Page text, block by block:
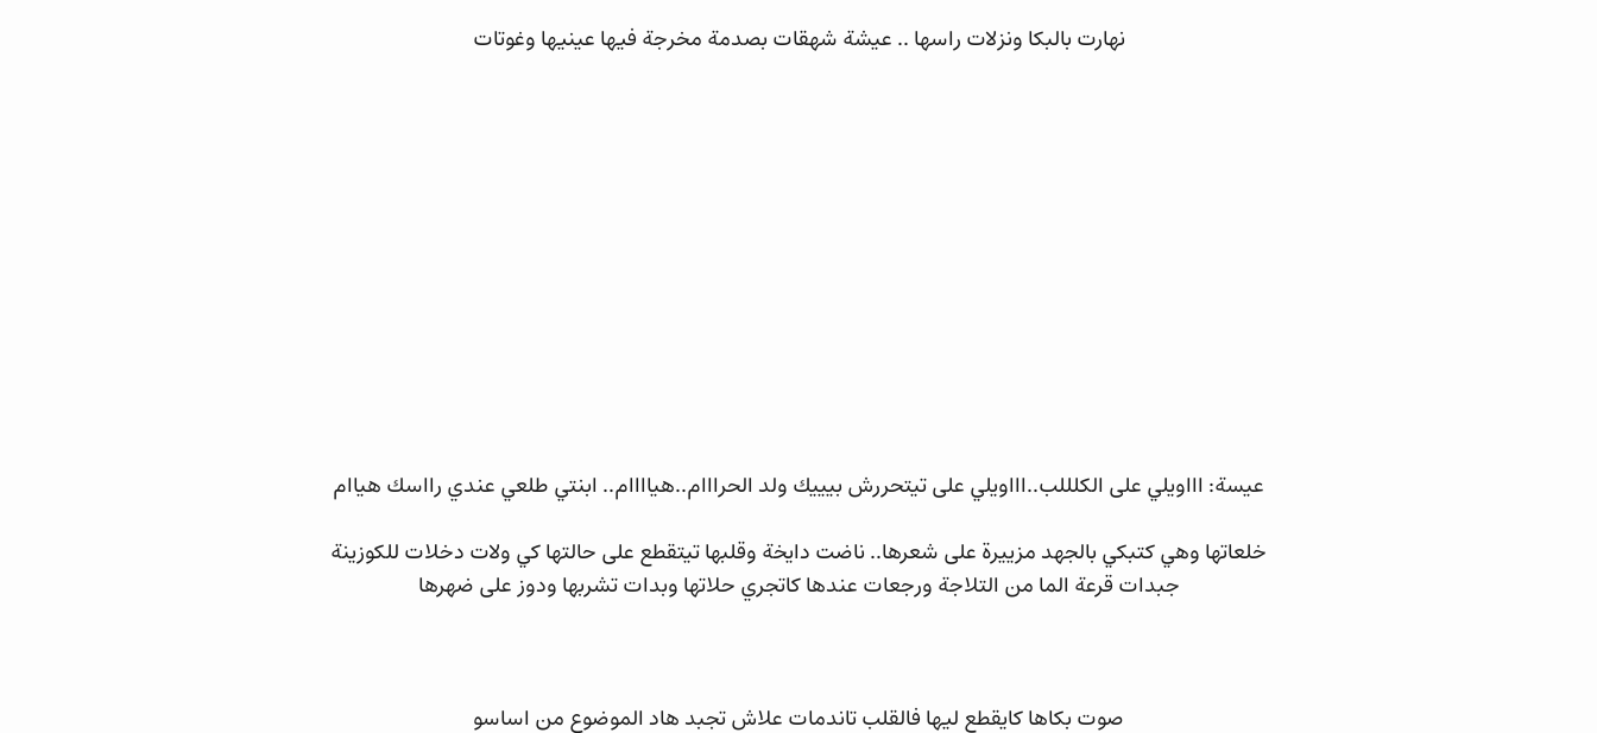
نهارت بالبكا ونزلات راسها .. عيشة شهقات بصدمة مخرجة فيها عينيها وغوتات
عيسة: اااويلي على الكلللب..اااويلي على تيتحررش بيييك ولد الحرااام..هياااام.. ابنتي طلعي عندي رااسك هياام
خلعاتها وهي كتبكي بالجهد مزييرة على شعرها.. ناضت دايخة وقلبها تيتقطع على حالتها كي ولات دخلات للكوزينة
جبدات قرعة الما من التلاجة ورجعات عندها كاتجري حلاتها وبدات تشربها ودوز على ضهرها
صوت بكاها كايقطع ليها فالقلب تاندمات علاش تجبد هاد الموضوع من اساسو